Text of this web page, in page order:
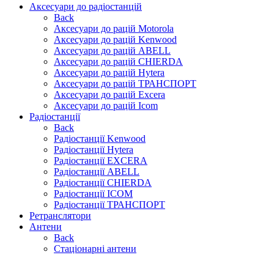
Аксесуари до радіостанцій
Back
Аксесуари до рацій Motorola
Аксесуари до рацій Kenwood
Аксесуари до рацій ABELL
Аксесуари до рацій CHIERDA
Аксесуари до рацій Hytera
Аксесуари до рацій ТРАНСПОРТ
Аксесуари до рацій Excera
Аксесуари до рацій Icom
Радіостанції
Back
Радіостанції Kenwood
Радіостанції Hytera
Радіостанції EXCERA
Радіостанції ABELL
Радіостанції CHIERDA
Радіостанції ICOM
Радіостанції ТРАНСПОРТ
Ретранслятори
Антени
Back
Стаціонарні антени